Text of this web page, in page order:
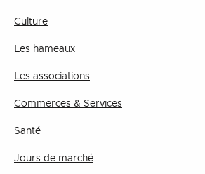
Culture
Les hameaux
Les associations
Commerces & Services
Santé
Jours de marché